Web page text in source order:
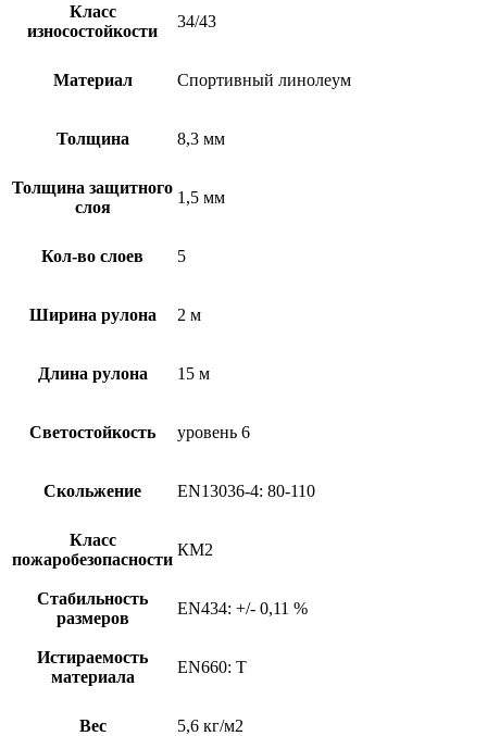
Класс
износостойкости
34/43
Материал Спортивный линолеум
Толщина 8,3 мм
Толщина защитного
слоя
1,5 мм
Кол-во слоев 5
Ширина рулона 2 м
Длина рулона 15 м
Светостойкость уровень 6
Скольжение EN13036-4: 80-110
Класс
пожаробезопасности
КМ2
Стабильность
размеров
EN434: +/- 0,11 %
Истираемость
материала
EN660: T
Вес 5,6 кг/м2